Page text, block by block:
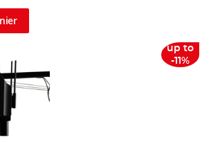
up to
-11%